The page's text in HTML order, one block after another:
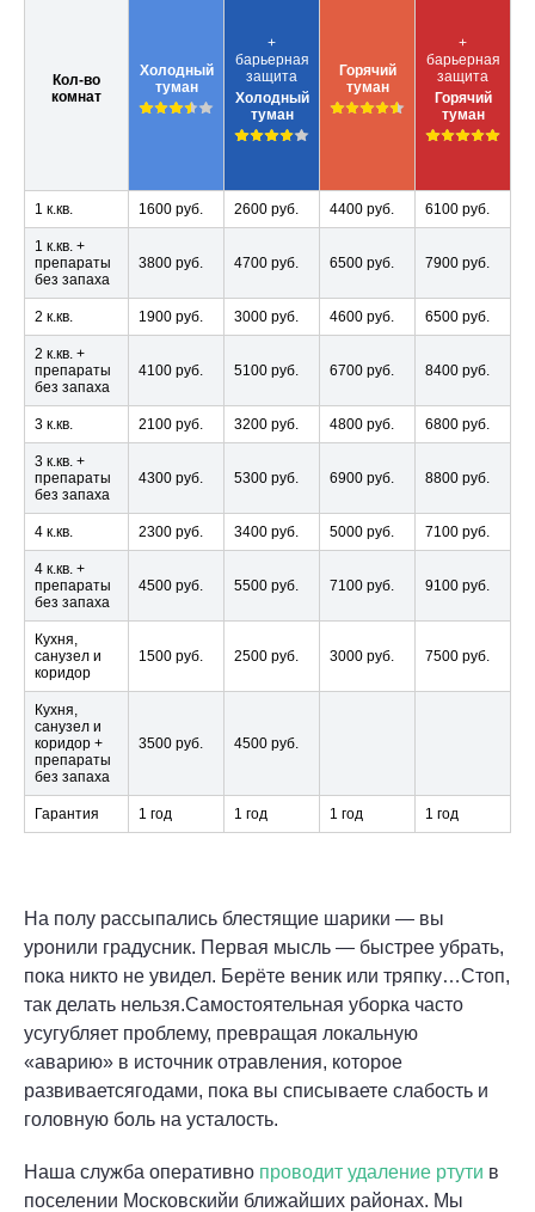
Кол-во
комнат
Холодный
туман
+
барьерная
защита
Холодный
туман
Горячий
туман
+
барьерная
защита
Горячий
туман
1 к.кв. 1600 руб. 2600 руб. 4400 руб. 6100 руб.
1 к.кв. +
препараты
без запаха
3800 руб. 4700 руб. 6500 руб. 7900 руб.
2 к.кв. 1900 руб. 3000 руб. 4600 руб. 6500 руб.
2 к.кв. +
препараты
без запаха
4100 руб. 5100 руб. 6700 руб. 8400 руб.
3 к.кв. 2100 руб. 3200 руб. 4800 руб. 6800 руб.
3 к.кв. +
препараты
без запаха
4300 руб. 5300 руб. 6900 руб. 8800 руб.
4 к.кв. 2300 руб. 3400 руб. 5000 руб. 7100 руб.
4 к.кв. +
препараты
без запаха
4500 руб. 5500 руб. 7100 руб. 9100 руб.
Кухня,
санузел и
коридор
1500 руб. 2500 руб. 3000 руб. 7500 руб.
Кухня,
санузел и
коридор +
препараты
без запаха
3500 руб. 4500 руб.
Гарантия 1 год 1 год 1 год 1 год
На полу рассыпались блестящие шарики — вы
уронили градусник. Первая мысль — быстрее убрать,
пока никто не увидел. Берёте веник или тряпку…Стоп,
так делать нельзя.Самостоятельная уборка часто
усугубляет проблему, превращая локальную
«аварию» в источник отравления, которое
развиваетсягодами, пока вы списываете слабость и
головную боль на усталость.
Наша служба оперативно проводит удаление ртути в
поселении Московскийи ближайших районах. Мы